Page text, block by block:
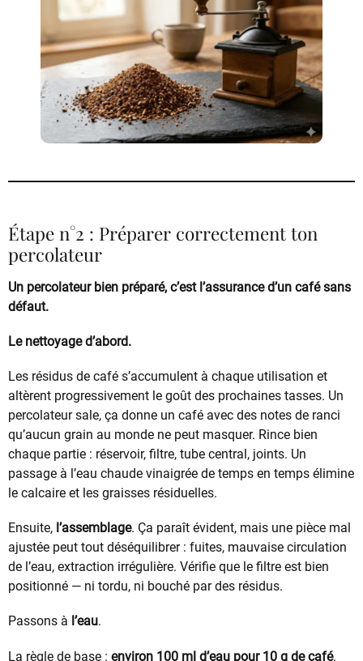
Étape n°2 : Préparer correctement ton
percolateur
Un percolateur bien préparé, c’est l’assurance d’un café sans
défaut.
Le nettoyage d’abord.
Les résidus de café s’accumulent à chaque utilisation et
altèrent progressivement le goût des prochaines tasses. Un
percolateur sale, ça donne un café avec des notes de ranci
qu’aucun grain au monde ne peut masquer. Rince bien
chaque partie : réservoir, filtre, tube central, joints. Un
passage à l’eau chaude vinaigrée de temps en temps élimine
le calcaire et les graisses résiduelles.
Ensuite, l’assemblage. Ça paraît évident, mais une pièce mal
ajustée peut tout déséquilibrer : fuites, mauvaise circulation
de l’eau, extraction irrégulière. Vérifie que le filtre est bien
positionné — ni tordu, ni bouché par des résidus.
Passons à l’eau.
La règle de base : environ 100 ml d’eau pour 10 g de café.